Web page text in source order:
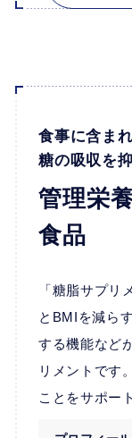
食事に含ま
糖の吸収を
管理栄
食品
「糖脂サプリ
とBMIを減ら
する機能など
リメントです
ことをサポー